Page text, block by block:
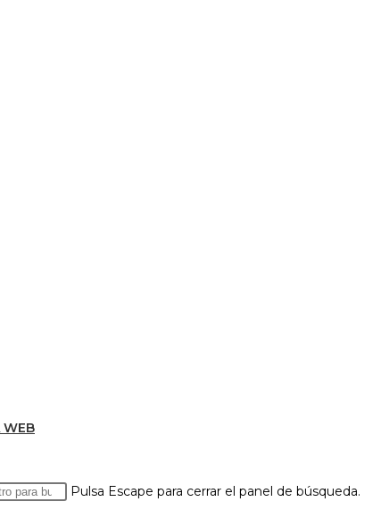
WEB
Pulsa Escape para cerrar el panel de búsqueda.